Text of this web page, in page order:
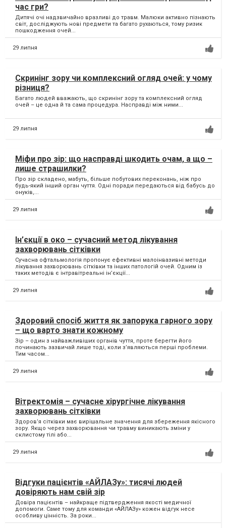
час гри?
Дитячі очі надзвичайно вразливі до травм. Малюки активно пізнають
світ, досліджують нові предмети та багато рухаються, тому ризик
пошкодження очей...
29 липня
Скринінг зору чи комплексний огляд очей: у чому
різниця?
Багато людей вважають, що скринінг зору та комплексний огляд
очей – це одна й та сама процедура. Насправді між ними...
29 липня
Міфи про зір: що насправді шкодить очам, а що –
лише страшилки?
Про зір складено, мабуть, більше побутових переконань, ніж про
будь-який інший орган чуття. Одні поради передаються від бабусь до
онуків,...
29 липня
Ін’єкції в око – сучасний метод лікування
захворювань сітківки
Сучасна офтальмологія пропонує ефективні малоінвазивні методи
лікування захворювань сітківки та інших патологій очей. Одним із
таких методів є інтравітреальні ін’єкції...
29 липня
Здоровий спосіб життя як запорука гарного зору
– що варто знати кожному
Зір – один з найважливіших органів чуття, проте берегти його
починають зазвичай лише тоді, коли з’являються перші проблеми.
Тим часом...
29 липня
Вітректомія – сучасне хірургічне лікування
захворювань сітківки
Здоров’я сітківки має вирішальне значення для збереження якісного
зору. Якщо через захворювання чи травму виникають зміни у
склистому тілі або...
29 липня
Відгуки пацієнтів «АЙЛАЗу»: тисячі людей
довіряють нам свій зір
Довіра пацієнтів – найкраще підтвердження якості медичної
допомоги. Саме тому для команди «АЙЛАЗу» кожен відгук несе
особливу цінність. За роки...